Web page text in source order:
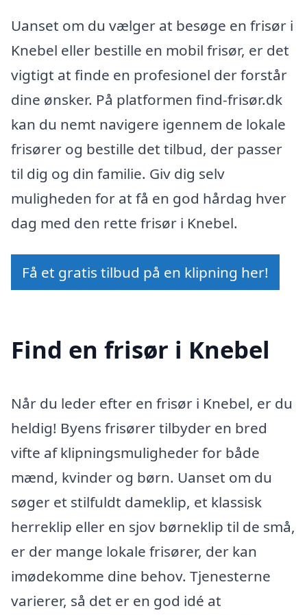
Uanset om du vælger at besøge en frisør i
Knebel eller bestille en mobil frisør, er det
vigtigt at finde en profesionel der forstår
dine ønsker. På platformen find-frisør.dk
kan du nemt navigere igennem de lokale
frisører og bestille det tilbud, der passer
til dig og din familie. Giv dig selv
muligheden for at få en god hårdag hver
dag med den rette frisør i Knebel.
Få et gratis tilbud på en klipning her!
Find en frisør i Knebel
Når du leder efter en frisør i Knebel, er du
heldig! Byens frisører tilbyder en bred
vifte af klipningsmuligheder for både
mænd, kvinder og børn. Uanset om du
søger et stilfuldt dameklip, et klassisk
herreklip eller en sjov børneklip til de små,
er der mange lokale frisører, der kan
imødekomme dine behov. Tjenesterne
varierer, så det er en god idé at